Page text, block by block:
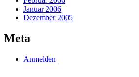
Januar 2006
Dezember 2005
Meta
Anmelden